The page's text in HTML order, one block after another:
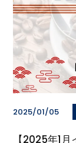
2025/01/05
【2025年1